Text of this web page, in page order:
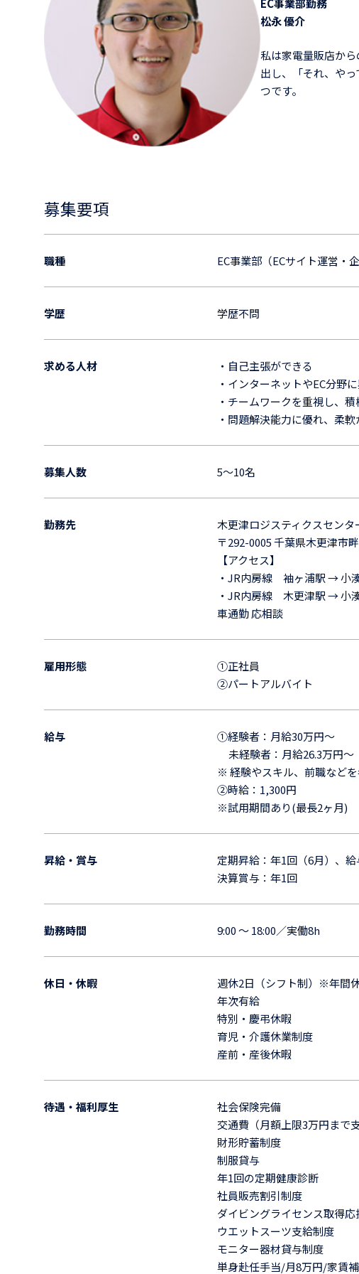
EC事業部勤務
松永 優介
私は家電量販店か
出し、「それ、や
つです。
募集要項
職種 EC事業部（ECサイト運営・
学歴 学歴不問
求める人材
・自己主張ができる
・インターネットやEC分野
・チームワークを重視し、
・問題解決能力に優れ、柔
募集人数 5～10名
勤務先
木更津ロジスティクスセンタ
〒292-0005 千葉県木更津市
【アクセス】
・JR内房線 袖ヶ浦駅 → 小
・JR内房線 木更津駅 → 小
車通勤 応相談
雇用形態
①正社員
②パートアルバイト
給与
①経験者：月給30万円〜
未経験者：月給26.3万円〜
※ 経験やスキル、前職などを
②時給：1,300円
※試用期間あり(最長2ヶ月)
昇給・賞与
定期昇給：年1回（6月）、
決算賞与：年1回
勤務時間 9:00 ～ 18:00／実働8h
休日・休暇
週休2日（シフト制）※年間
年次有給
特別・慶弔休暇
育児・介護休業制度
産前・産後休暇
待遇・福利厚生
社会保険完備
交通費（月額上限3万円まで支
財形貯蓄制度
制服貸与
年1回の定期健康診断
社員販売割引制度
ダイビングライセンス取得応
ウエットスーツ支給制度
モニター器材貸与制度
単身赴任手当/月8万円/家賃